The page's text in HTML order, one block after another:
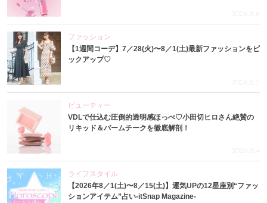
2026.8.6
ファッション
【1週間コーデ】7／28(火)〜8／1(土)最新ファッションをピ
ックアップ♡
2026.8.5
ビューティー
VDLで仕込む圧倒的透明感ほっぺ♡小田切ヒロさん絶賛の
リキッド＆バームチークを徹底解剖！
2026.8.4
ライフスタイル
【2026年8／1(土)〜8／15(土)】運気UPの12星座別“ファッ
ションアイテム”占い-itSnap Magazine-